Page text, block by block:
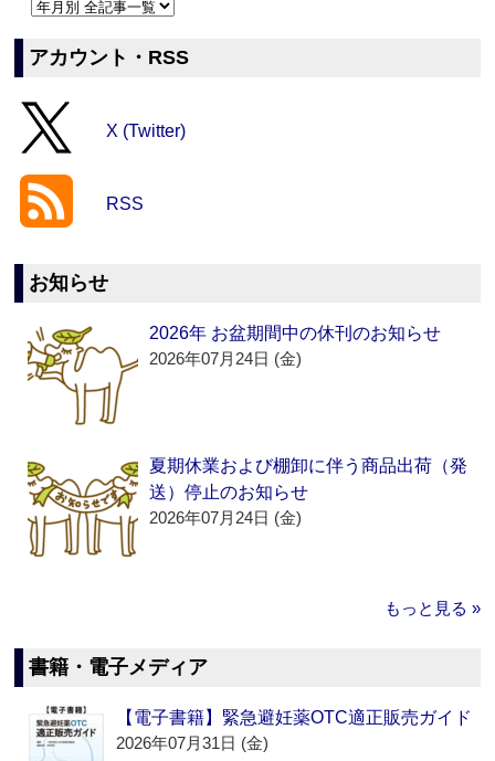
アカウント・RSS
X (Twitter)
RSS
お知らせ
2026年 お盆期間中の休刊のお知らせ
2026年07月24日 (金)
夏期休業および棚卸に伴う商品出荷（発
送）停止のお知らせ
2026年07月24日 (金)
もっと見る »
書籍・電子メディア
【電子書籍】緊急避妊薬OTC適正販売ガイド
2026年07月31日 (金)